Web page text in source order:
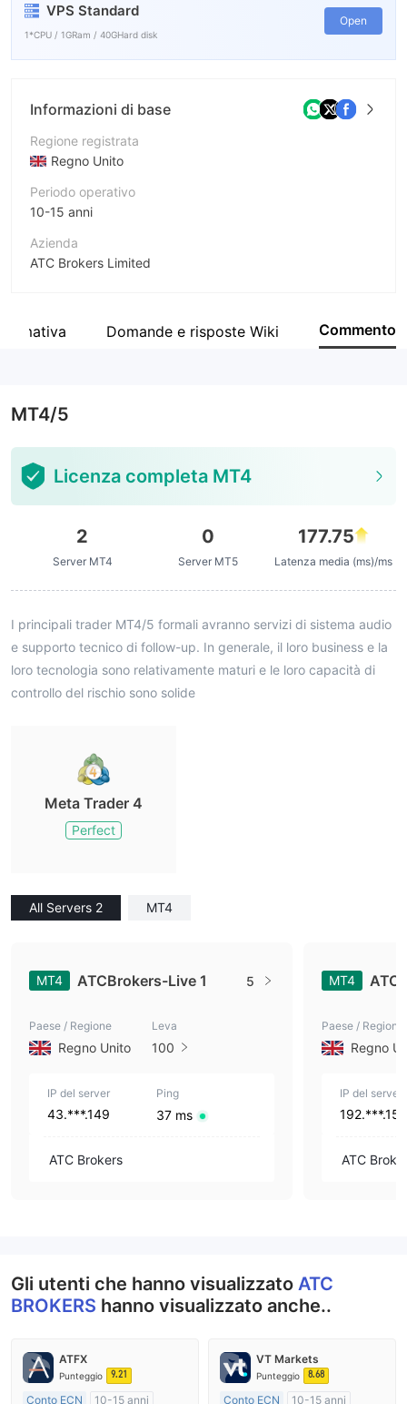
VPS Standard
1*CPU / 1GRam / 40GHard disk
Open
Informazioni di base
Regione registrata
Regno Unito
Periodo operativo
10-15 anni
Azienda
ATC Brokers Limited
Domande e risposte Wiki Commento
MT4/5
Licenza completa MT4
2
Server MT4
0
Server MT5
177.75
Latenza media (ms)/ms
I principali trader MT4/5 formali avranno servizi di sistema audio
e supporto tecnico di follow-up. In generale, il loro business e la
loro tecnologia sono relativamente maturi e le loro capacità di
controllo del rischio sono solide
Meta Trader 4
Perfect
All Servers 2 MT4
MT4 ATCBrokers-Live 1 5
Paese / Regione
Regno Unito
Leva
100
IP del server
43.***.149
Ping
37 ms
ATC Brokers
MT4
Paese / Regione
Regno
IP del server
192.***.156
ATC
Gli utenti che hanno visualizzato ATC
BROKERS hanno visualizzato anche..
ATFX
Punteggio 9.21
Conto ECN
10-15 anni
VT Markets
Punteggio 8.68
Conto ECN
10-15 anni